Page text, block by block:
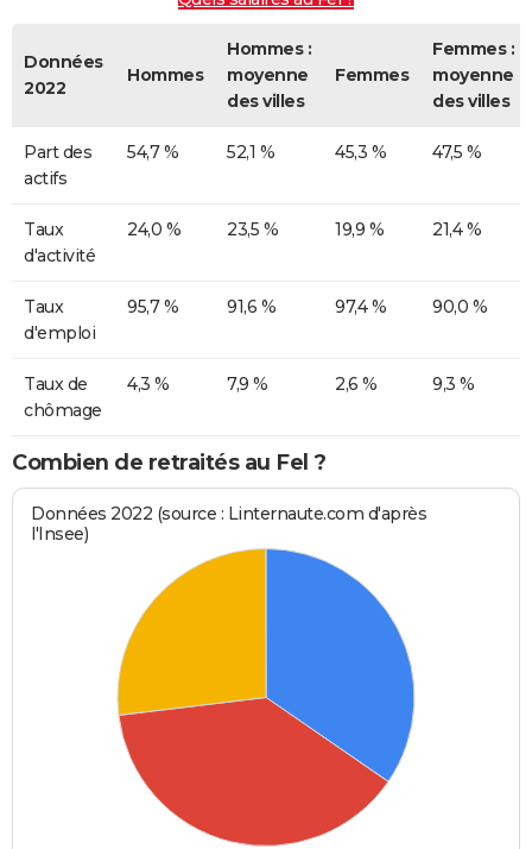
Données
2022
Hommes
Hommes :
moyenne
des villes
Femmes
Femmes :
moyenne
des villes
Part des
actifs
54,7 % 52,1 % 45,3 % 47,5 %
Taux
d'activité
24,0 % 23,5 % 19,9 % 21,4 %
Taux
d'emploi
95,7 % 91,6 % 97,4 % 90,0 %
Taux de
chômage
4,3 % 7,9 % 2,6 % 9,3 %
Combien de retraités au Fel ?
Données 2022 (source : Linternaute.com d'après
l'Insee)